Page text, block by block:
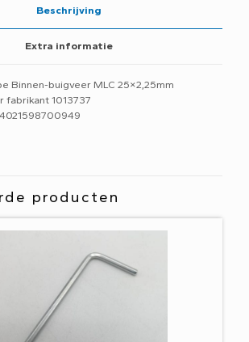
Beschrijving
Extra informatie
Binnen-buigveer MLC 25×2,25mm
fabrikant 1013737
producten